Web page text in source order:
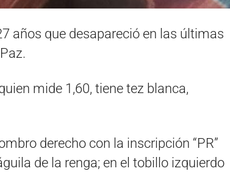
años que desapareció en las últimas
mide 1,60, tiene tez blanca,
derecho con la inscripción “PR”
de la renga; en el tobillo izquierdo